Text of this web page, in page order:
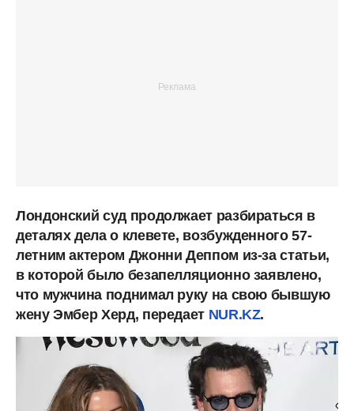
Лондонский суд продолжает разбираться в
деталях дела о клевете, возбужденного 57-
летним актером Джонни Деппом из-за статьи,
в которой было безапелляционно заявлено,
что мужчина поднимал руку на свою бывшую
жену Эмбер Херд, передает NUR.KZ.